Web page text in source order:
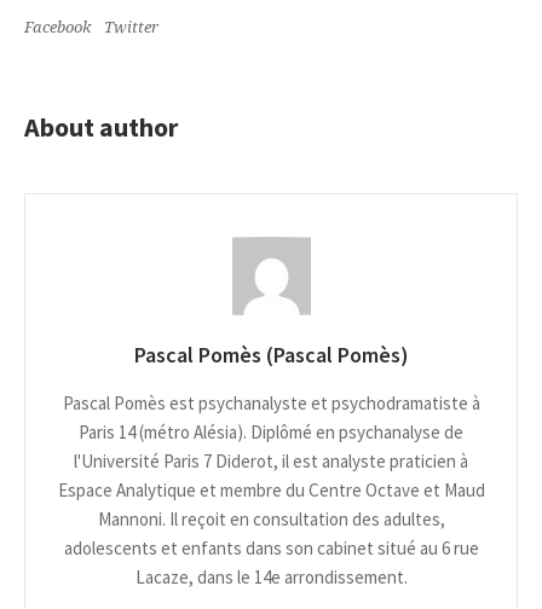
Facebook Twitter
About author
Pascal Pomès (Pascal Pomès)
Pascal Pomès est psychanalyste et psychodramatiste à
Paris 14 (métro Alésia). Diplômé en psychanalyse de
l'Université Paris 7 Diderot, il est analyste praticien à
Espace Analytique et membre du Centre Octave et Maud
Mannoni. Il reçoit en consultation des adultes,
adolescents et enfants dans son cabinet situé au 6 rue
Lacaze, dans le 14e arrondissement.